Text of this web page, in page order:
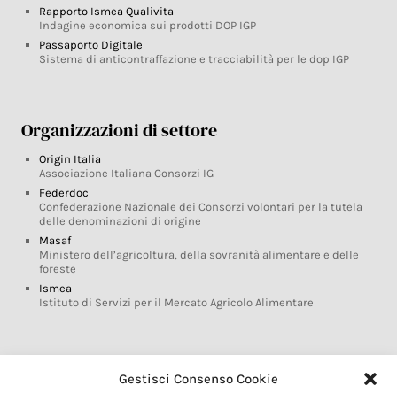
Gestisci Consenso Cookie
Rapporto Ismea Qualivita
Indagine economica sui prodotti DOP IGP
Passaporto Digitale
Sistema di anticontraffazione e tracciabilità per le dop IGP
Organizzazioni di settore
Origin Italia
Associazione Italiana Consorzi IG
Federdoc
Confederazione Nazionale dei Consorzi volontari per la tutela
delle denominazioni di origine
Masaf
Ministero dell’agricoltura, della sovranità alimentare e delle
foreste
Ismea
Istituto di Servizi per il Mercato Agricolo Alimentare
Glossario DOP IGP